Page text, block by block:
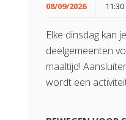
08/09/2026
Elke dinsdag kan
deelgemeenten
maaltijd!
wordt een